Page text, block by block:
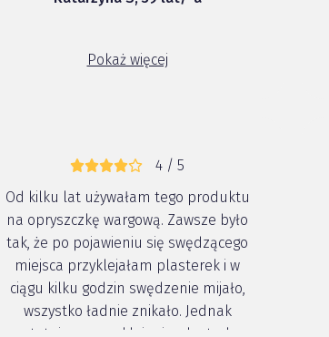
Pokaż więcej
4 / 5
Od kilku lat używałam tego produktu
na opryszczkę wargową. Zawsze było
tak, że po pojawieniu się swędzącego
miejsca przyklejałam plasterek i w
ciągu kilku godzin swędzenie mijało,
wszystko ładnie znikało. Jednak